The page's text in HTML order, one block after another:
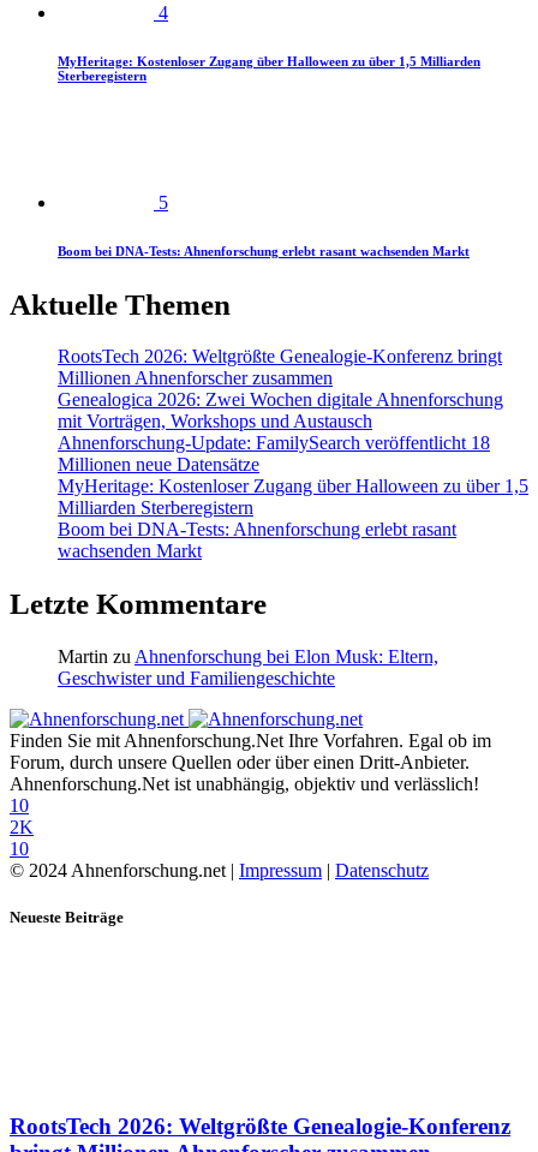
4
MyHeritage: Kostenloser Zugang über Halloween zu über 1,5 Milliarden
Sterberegistern
5
Boom bei DNA-Tests: Ahnenforschung erlebt rasant wachsenden Markt
Aktuelle Themen
RootsTech 2026: Weltgrößte Genealogie-Konferenz bringt
Millionen Ahnenforscher zusammen
Genealogica 2026: Zwei Wochen digitale Ahnenforschung
mit Vorträgen, Workshops und Austausch
Ahnenforschung-Update: FamilySearch veröffentlicht 18
Millionen neue Datensätze
MyHeritage: Kostenloser Zugang über Halloween zu über 1,5
Milliarden Sterberegistern
Boom bei DNA-Tests: Ahnenforschung erlebt rasant
wachsenden Markt
Letzte Kommentare
Martin zu Ahnenforschung bei Elon Musk: Eltern,
Geschwister und Familiengeschichte
Finden Sie mit Ahnenforschung.Net Ihre Vorfahren. Egal ob im
Forum, durch unsere Quellen oder über einen Dritt-Anbieter.
Ahnenforschung.Net ist unabhängig, objektiv und verlässlich!
10
2K
10
© 2024 Ahnenforschung.net | Impressum | Datenschutz
Neueste Beiträge
RootsTech 2026: Weltgrößte Genealogie-Konferenz